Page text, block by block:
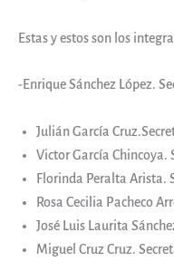
Estas y estos son los
-Enrique Sánchez López.
Julián García
Victor García Chincoya.
Florinda Peralta Arista.
Rosa Cecilia Pacheco
José Luis Laurita
Miguel Cruz Cruz.